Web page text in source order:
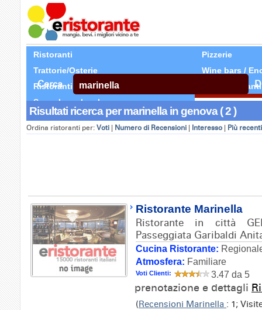
Ristoranti
Pizzerie
Trattorie/Osterie
Wine bars /
Ristoranti Etnici
Tutti Ristoranti
Segnala un locale
Cerca
Risultati ricerca per marinella in genova ( 2 )
Ordina ristoranti per: Voti Numero di Recensioni Interesso Più recenti
Ristorante Marinella
Ristorante in città
Passeggiata Garibaldi
Cucina Ristorante:
Atmosfera: Familiare
Voti Clienti: 3.47 da 5
prenotazione e dettagli
(Recensioni Marinella : 1;